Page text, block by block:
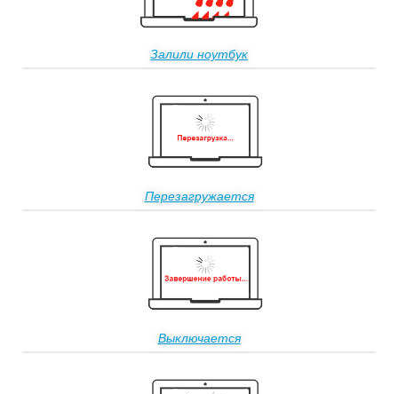
Залили ноутбук
Перезагружается
Выключается